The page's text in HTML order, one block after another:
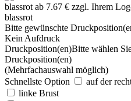
blassrot
Bitte gewünschte
Kein Aufdruck
Druckposition(en)Bitte wählen
Druckposition(en)
(Mehrfachauswahl möglich)
Schnellste Option
auf der
linke Brust